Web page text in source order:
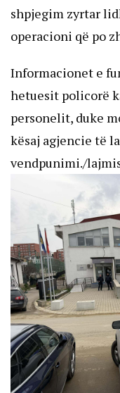
shpjegim zyrtar
operacioni që po
Informacionet e
hetuesit policorë
personelit, duke
kësaj agjencie të
vendpunimi./